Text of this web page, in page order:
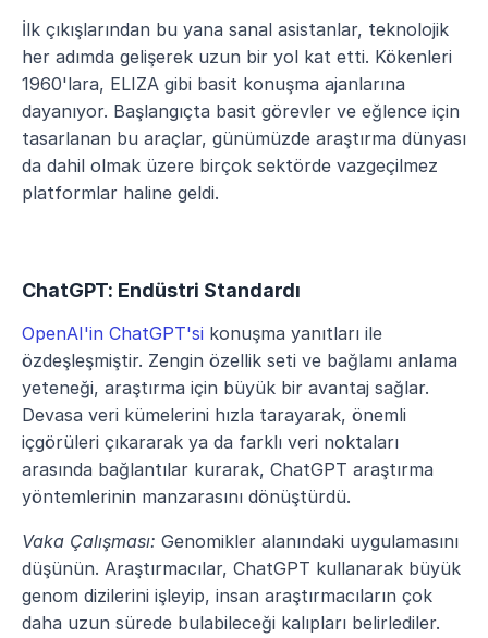
İlk çıkışlarından bu yana sanal asistanlar, teknolojik
her adımda gelişerek uzun bir yol kat etti. Kökenleri
1960'lara, ELIZA gibi basit konuşma ajanlarına
dayanıyor. Başlangıçta basit görevler ve eğlence için
tasarlanan bu araçlar, günümüzde araştırma dünyası
da dahil olmak üzere birçok sektörde vazgeçilmez
platformlar haline geldi.
ChatGPT: Endüstri Standardı
OpenAI'in ChatGPT'si konuşma yanıtları ile
özdeşleşmiştir. Zengin özellik seti ve bağlamı anlama
yeteneği, araştırma için büyük bir avantaj sağlar.
Devasa veri kümelerini hızla tarayarak, önemli
içgörüleri çıkararak ya da farklı veri noktaları
arasında bağlantılar kurarak, ChatGPT araştırma
yöntemlerinin manzarasını dönüştürdü.
Vaka Çalışması: Genomikler alanındaki uygulamasını
düşünün. Araştırmacılar, ChatGPT kullanarak büyük
genom dizilerini işleyip, insan araştırmacıların çok
daha uzun sürede bulabileceği kalıpları belirlediler.